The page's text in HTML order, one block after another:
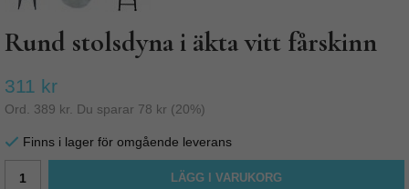
Rund stolsdyna i äkta vitt fårskinn
311 kr
Ord. 389 kr . Du sparar 78 kr (20%)
Finns i lager för omgående leverans
LÄGG I VARUKORG